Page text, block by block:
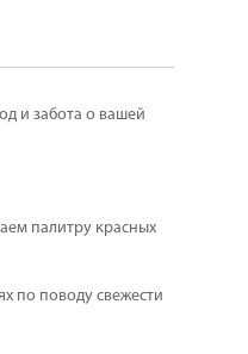
и забота о вашей
палитру красных
по поводу свежести